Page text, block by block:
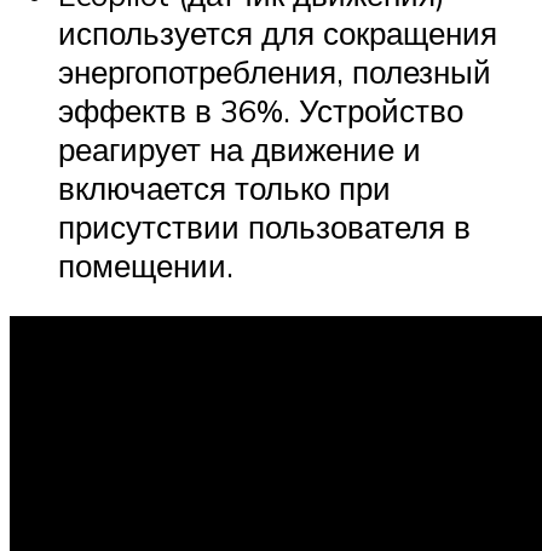
используется для сокращения
энергопотребления, полезный
эффектв в 36%. Устройство
реагирует на движение и
включается только при
присутствии пользователя в
помещении.